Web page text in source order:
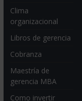
Clima
organizacional
Libros de gerencia
Cobranza
Maestría de
gerencia MBA
Como invertir